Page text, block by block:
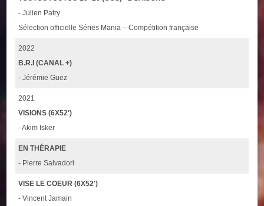
- Julien Patry
Sélection officielle Séries Mania – Compétition française
2022
B.R.I (CANAL +)
- Jérémie Guez
2021
VISIONS (6X52')
- Akim Isker
EN THÉRAPIE
- Pierre Salvadori
VISE LE COEUR (6X52')
- Vincent Jamain